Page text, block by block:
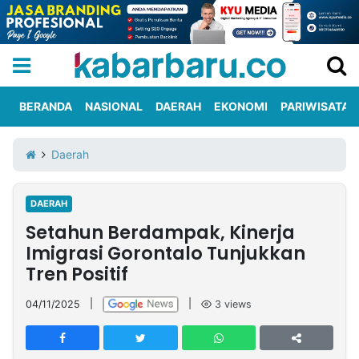
Iklan
Berita
Kami
Nasional
International
Olahraga
Entertainment
Daerah
Pariwisata
Kuliner
Kolom
Network
PT
TREETAN
BERANDA NASIONAL DAERAH EKONOMI PARIWISATA
Daerah
DAERAH
Setahun Berdampak, Kinerja
Imigrasi Gorontalo Tunjukkan
Tren Positif
04/11/2025 3 views